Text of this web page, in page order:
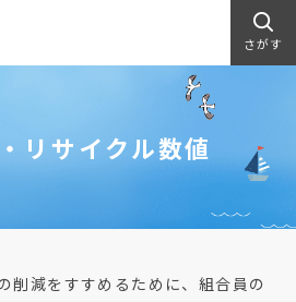
さがす
リサイクル数値
削減をすすめるために、組合員の